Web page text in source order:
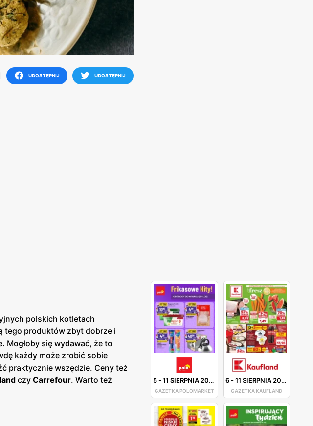
UDOSTĘPNIJ UDOSTĘPNIJ
5-11 SIERPNIA 2026
GAZETKA POLOMARKET
6-11 SIERPNIA 2026
GAZETKA KAUFLAND
polskich kotletach
tego produktów zbyt dobrze i
Mogłoby się wydawać, że to
każdy może zrobić sobie
praktycznie wszędzie. Ceny też
czy Carrefour. Warto też